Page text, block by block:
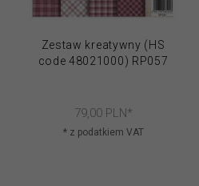
Zestaw kreatywny (HS
code 48021000) RP057
79, 00 PLN*
* z podatkiem VAT